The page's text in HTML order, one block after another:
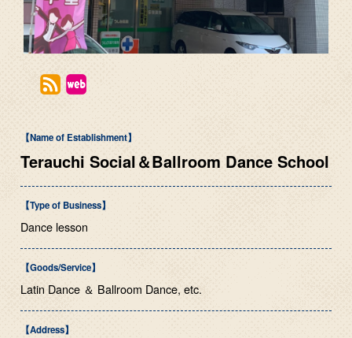
【Name of Establishment】
Terauchi Social＆Ballroom Dance School
【Type of Business】
Dance lesson
【Goods/Service】
Latin Dance ＆ Ballroom Dance, etc.
【Address】